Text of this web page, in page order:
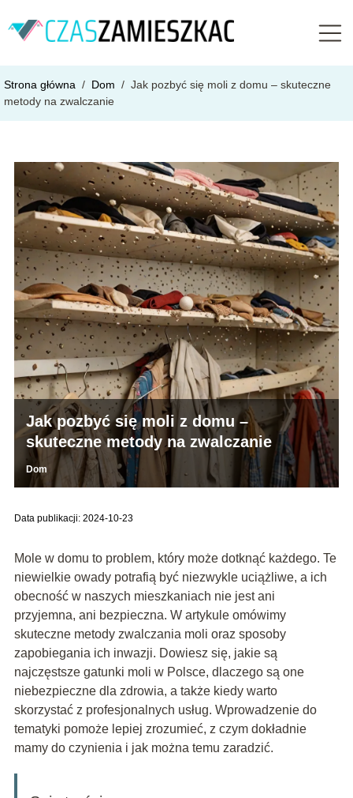
Strona główna / Dom / Jak pozbyć się moli z domu – skuteczne
metody na zwalczanie
Jak pozbyć się moli z domu –
skuteczne metody na zwalczanie
Dom
Data publikacji: 2024-10-23
Mole w domu to problem, który może dotknąć każdego. Te
niewielkie owady potrafią być niezwykle uciążliwe, a ich
obecność w naszych mieszkaniach nie jest ani
przyjemna, ani bezpieczna. W artykule omówimy
skuteczne metody zwalczania moli oraz sposoby
zapobiegania ich inwazji. Dowiesz się, jakie są
najczęstsze gatunki moli w Polsce, dlaczego są one
niebezpieczne dla zdrowia, a także kiedy warto
skorzystać z profesjonalnych usług. Wprowadzenie do
tematyki pomoże lepiej zrozumieć, z czym dokładnie
mamy do czynienia i jak można temu zaradzić.